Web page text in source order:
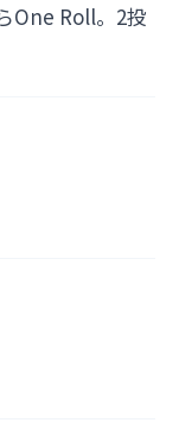
One Roll。2投